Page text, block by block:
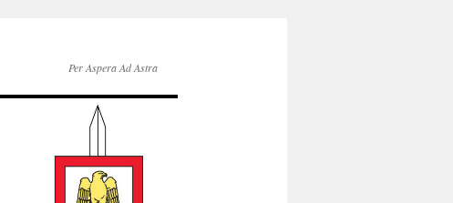
Per Aspera Ad Astra